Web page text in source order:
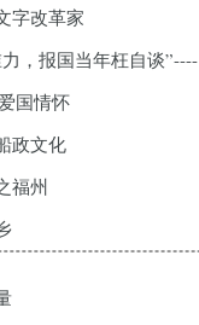
字改革家
，报国当年枉自谈”----
国情怀
政文化
福州